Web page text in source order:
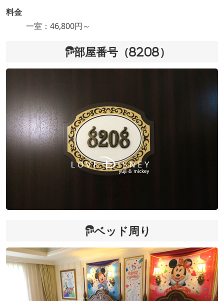
料金
一室：46,800円～
部屋番号（8208）
ベッド周り